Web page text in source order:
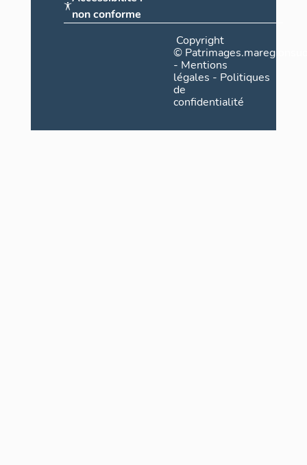
non conforme
Copyright
©
- Mentions
légales - Politiques
de
confidentialité